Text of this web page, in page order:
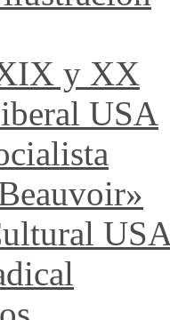
y XX
USA